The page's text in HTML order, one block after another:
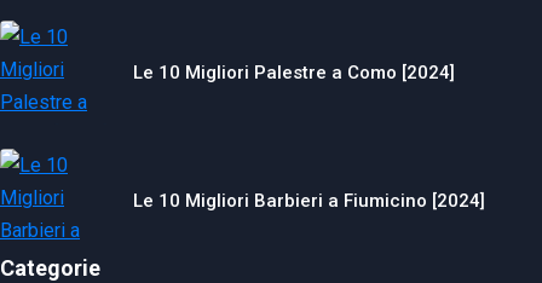
Le 10 Migliori Palestre a Como [2024]
Le 10 Migliori Barbieri a Fiumicino [2024]
Categorie